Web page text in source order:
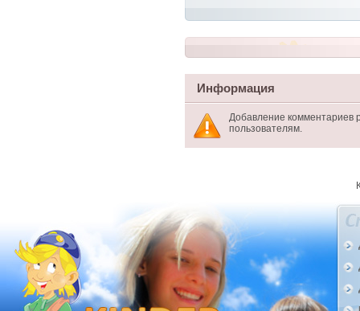
Информация
Добавление комментариев
пользователям.